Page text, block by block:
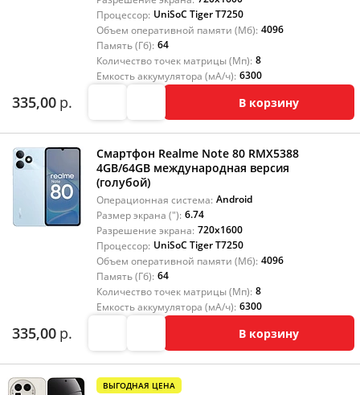
Процессор: UniSoC Tiger T7250
Объем оперативной памяти (Мб): 4096
Память (Гб): 64
Количество точек матрицы (Мп): 8
Емкость аккумулятора (мА/ч): 6300
335,00 р. В корзину
Смартфон Realme Note 80 RMX5388
4GB/64GB международная версия
(голубой)
Операционная система: Android
Размер экрана ("): 6.74
Разрешение экрана: 720x1600
Процессор: UniSoC Tiger T7250
Объем оперативной памяти (Мб): 4096
Память (Гб): 64
Количество точек матрицы (Мп): 8
Емкость аккумулятора (мА/ч): 6300
335,00 р. В корзину
ВЫГОДНАЯ ЦЕНА